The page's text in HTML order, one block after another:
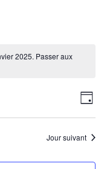
2025. Passer aux
par
de
Jour
Jour suivant